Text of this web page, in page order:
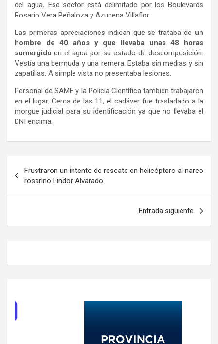
del agua. Ese sector está delimitado por los Boulevards
Rosario Vera Peñaloza y Azucena Villaflor.
Las primeras apreciaciones indican que se trataba de un
hombre de 40 años y que llevaba unas 48 horas
sumergido en el agua por su estado de descomposición.
Vestía una bermuda y una remera. Estaba sin medias y sin
zapatillas. A simple vista no presentaba lesiones.
Personal de SAME y la Policía Científica también trabajaron
en el lugar. Cerca de las 11, el cadáver fue trasladado a la
morgue judicial para su identificación ya que no llevaba el
DNI encima.
de
entradas
Frustraron un intento de rescate en helicóptero al narco
rosarino Lindor Alvarado
Entrada siguiente